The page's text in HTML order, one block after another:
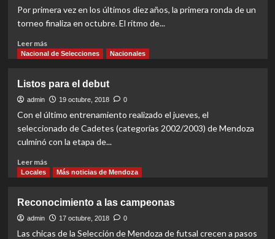
los
cuartos
Por primera vez en los últimos diez años, la primera ronda de un
torneo finaliza en octubre. El ritmo de...
Leer másRead
more
viene
lo
importante
Nacional de Selecciones Nacionales
Listos para el debut
admin 19 octubre, 2018 0
Con el último entrenamiento realizado el jueves, el
seleccionado de Cadetes (categorías 2002/2003) de Mendoza
culminó con la etapa de...
Leer másRead
more
para
el
debut
Locales Más noticias de Mendoza
Reconocimiento a las campeonas
admin 17 octubre, 2018 0
Las chicas de la Selección de Mendoza de futsal crecen a pasos